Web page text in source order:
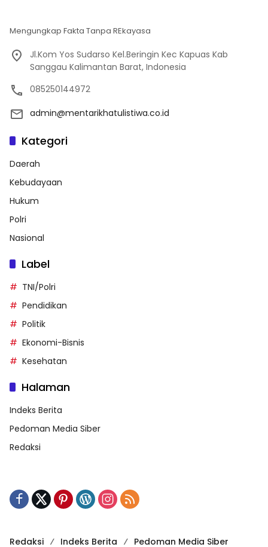
Mengungkap Fakta Tanpa REkayasa
Jl.Kom Yos Sudarso Kel.Beringin Kec Kapuas Kab
Sanggau Kalimantan Barat, Indonesia
085250144972
admin@mentarikhatulistiwa.co.id
Kategori
Daerah
Kebudayaan
Hukum
Polri
Nasional
Label
TNI/Polri
Pendidikan
Politik
Ekonomi-Bisnis
Kesehatan
Halaman
Indeks Berita
Pedoman Media Siber
Redaksi
Redaksi Indeks Berita Pedoman Media Siber